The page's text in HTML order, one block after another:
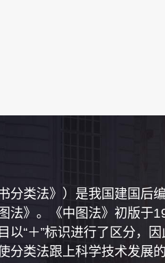
分类法》）是我国建国
法》。《中图法》初版于
“＋”标识进行了区分，
分类法跟上科学技术发展